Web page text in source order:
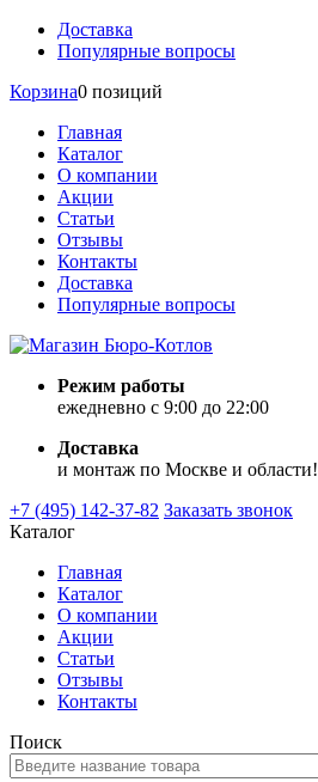
Доставка
Популярные вопросы
Корзина0 позиций
Главная
Каталог
О компании
Акции
Статьи
Отзывы
Контакты
Доставка
Популярные вопросы
Режим работы
ежедневно с 9:00 до 22:00
Доставка
и монтаж по Москве и области!
+7 (495) 142-37-82 Заказать звонок
Каталог
Главная
Каталог
О компании
Акции
Статьи
Отзывы
Контакты
Поиск